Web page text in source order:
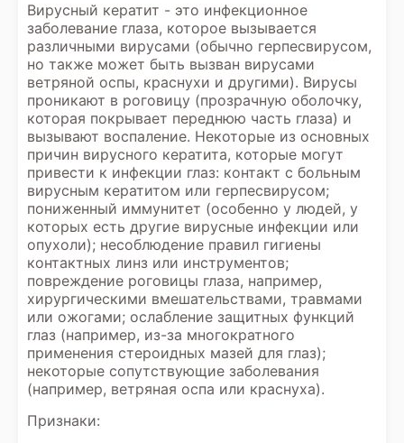
Вирусный кератит - это инфекционное
заболевание глаза, которое вызывается
различными вирусами (обычно герпесвирусом,
но также может быть вызван вирусами
ветряной оспы, краснухи и другими). Вирусы
проникают в роговицу (прозрачную оболочку,
которая покрывает переднюю часть глаза) и
вызывают воспаление. Некоторые из основных
причин вирусного кератита, которые могут
привести к инфекции глаз: контакт с больным
вирусным кератитом или герпесвирусом;
пониженный иммунитет (особенно у людей, у
которых есть другие вирусные инфекции или
опухоли); несоблюдение правил гигиены
контактных линз или инструментов;
повреждение роговицы глаза, например,
хирургическими вмешательствами, травмами
или ожогами; ослабление защитных функций
глаз (например, из-за многократного
применения стероидных мазей для глаз);
некоторые сопутствующие заболевания
(например, ветряная оспа или краснуха).
Признаки: